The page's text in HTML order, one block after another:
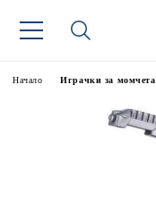
Начало Играчки за момчета